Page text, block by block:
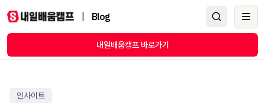
Blog
내일배움캠프 바로가기
인사이트